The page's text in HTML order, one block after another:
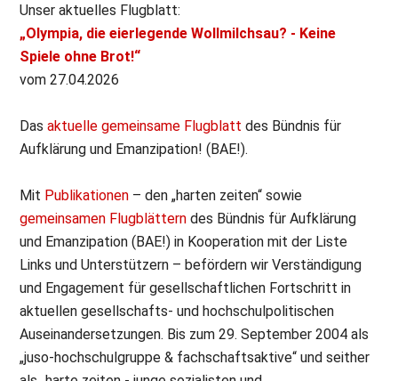
Unser aktuelles Flugblatt:
„Olympia, die eierlegende Wollmilchsau? - Keine
Spiele ohne Brot!“
vom 27.04.2026
Dasaktuelle gemeinsame Flugblatt des Bündnis für
Aufklärung und Emanzipation! (BAE!).
Mit Publikationen – den „harten zeiten“ sowie
gemeinsamen Flugblättern des Bündnis für Aufklärung
und Emanzipation (BAE!) in Kooperation mit der Liste
Links und Unterstützern – befördern wir Verständigung
und Engagement für gesellschaftlichen Fortschritt in
aktuellen gesellschafts- und hochschulpolitischen
Auseinandersetzungen. Bis zum 29. September 2004 als
„juso-hochschulgruppe & fachschaftsaktive“ und seither